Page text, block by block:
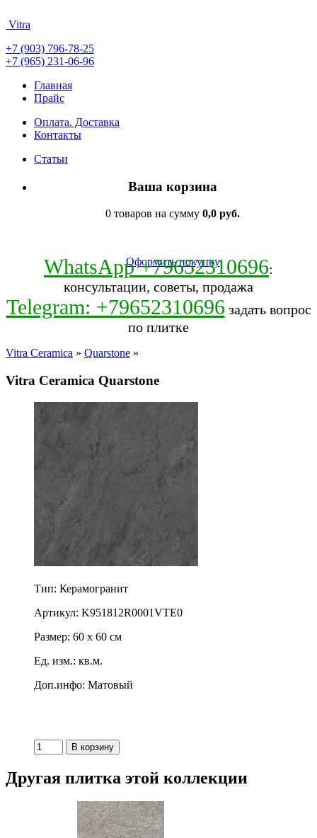
Vitra
+7 (903) 796-78-25
+7 (965) 231-06-96
Главная
Прайс
Оплата. Доставка
Контакты
Статьи
Ваша корзина
0 товаров на сумму 0,0 руб.
Оформить покупку
WhatsApp +79652310696:
консультации, советы, продажа
Telegram: +79652310696 задать вопрос
по плитке
Vitra Ceramica » Quarstone »
Vitra Ceramica Quarstone
Тип: Керамогранит
Артикул: K951812R0001VTE0
Размер: 60 x 60 см
Ед. изм.: кв.м.
Доп.инфо: Матовый
Другая плитка этой коллекции